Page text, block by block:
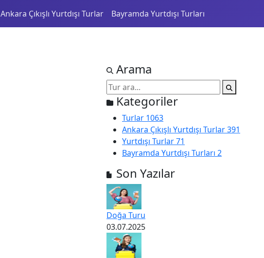
Ankara Çıkışlı Yurtdışı Turlar
Bayramda Yurtdışı Turları
Arama
Kategoriler
Turlar 1063
Ankara Çıkışlı Yurtdışı Turlar391
Yurtdışı Turlar71
Bayramda Yurtdışı Turları 2
Son Yazılar
Doğa Turu
03.07.2025